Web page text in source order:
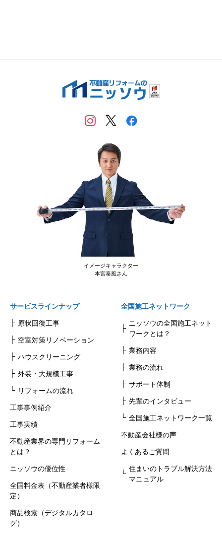
イメージキャラクター
本宮泰風さん
サービスラインナップ
原状回復工事
空室対策リノベーション
ハウスクリーニング
外装・大規模工事
リフォームの流れ
工事事例紹介
工事実績
不動産業界の専門リフォーム
とは？
ニッソウの優位性
全国料金表（不動産業者様限
定）
商品検索（デジタルカタロ
グ）
全国施工ネットワーク
ニッソウの全国施工ネット
ワークとは？
業務内容
業務の流れ
サポート体制
先輩のインタビュー
全国施工ネットワーク一覧
不動産会社様の声
よくあるご質問
住まいのトラブル解決方法
マニュアル